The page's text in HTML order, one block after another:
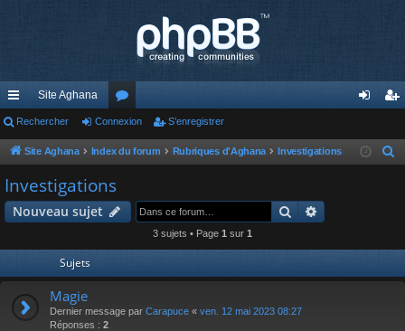
cc
ès
ra
pi
Site Aghana
or
u
s
ne nr
Rechercher Connexion S’enregistrer
Site Aghana Index du forum Rubriques d'Aghana Investigations
r
Investigations
Nouveau sujet Rechercher
3 sujets • Page 1 sur 1
Sujets
Magie
Dernier message par Carapuce « ven. 12 mai 2023 08:27
Réponses : 2